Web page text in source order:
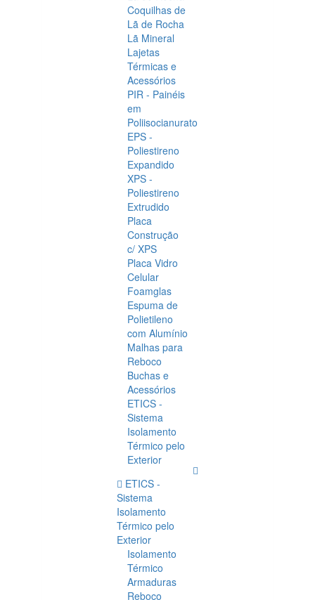
Coquilhas de
Lã de Rocha
Lã Mineral
Lajetas
Térmicas e
Acessórios
PIR - Painéis
em
Poliisocianurato
EPS -
Poliestireno
Expandido
XPS -
Poliestireno
Extrudido
Placa
Construção
c/ XPS
Placa Vidro
Celular
Foamglas
Espuma de
Polietileno
com Alumínio
Malhas para
Reboco
Buchas e
Acessórios
ETICS -
Sistema
Isolamento
Térmico pelo
Exterior
ETICS -
Sistema
Isolamento
Térmico pelo
Exterior
Isolamento
Térmico
Armaduras
Reboco